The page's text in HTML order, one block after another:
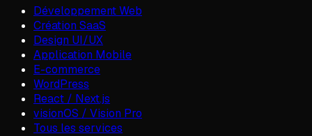
Développement Web
Création SaaS
Design UI/UX
Application Mobile
E-commerce
WordPress
React / Next.js
visionOS / Vision Pro
Tous les services